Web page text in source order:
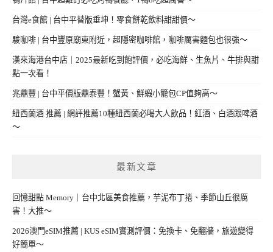
台灣e食館 | 台中平替版垂坤！零食餅乾飲料甜甜價～
駿咖啡 | 台中豐原廟東附近，超隱密咖啡館，咖啡厲害麵包也很強～
漢來海港台中店｜2025最新吃到飽評價，必吃海鮮、生魚片、牛排與甜
點一次看！
兆鼎豐 | 台中平價版鼎泰豐！蟹黃、鮮蝦小籠包CP值夠高～
紐西蘭酒 推薦 | 網評推薦10種紐西蘭必喝大人飲品！紅酒、白酒跟啤酒
～
最新文章
回憶甜點 Memory｜台中北區美食推薦，芋泥布丁捲、季節山丘很厲
害！大推～
2026澳門eSIM推薦 | KUS eSIM實測評價：免換卡、免翻牆，旅遊變得
好簡單～